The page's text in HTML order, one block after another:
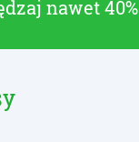
nawet 40%